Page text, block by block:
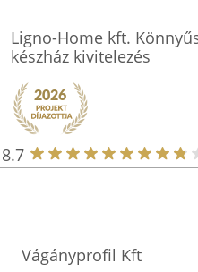
Ligno-Home kft.
készház kivitelezés
8.7
Vágányprofil Kft